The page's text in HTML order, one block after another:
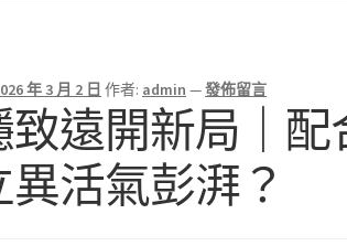
年 3 月 2 日 作者: admin —發佈留言
致遠開新局｜配
活氣彭湃？